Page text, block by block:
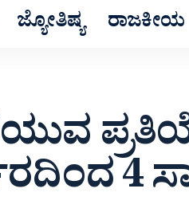
ಜ್ಯೋತಿಷ್ಯ ರಾಜಕೀಯ
4